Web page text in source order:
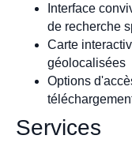
Interface
de recherche
Carte
géolocalisées
Options
Services